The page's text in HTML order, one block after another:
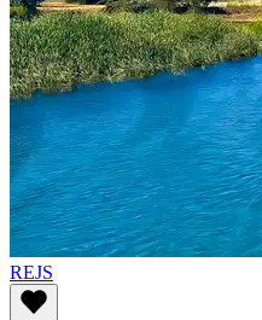
REJS